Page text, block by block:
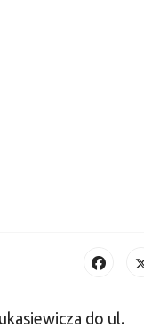
do ul.